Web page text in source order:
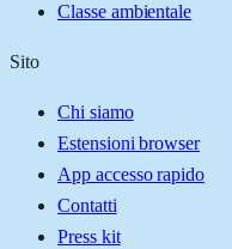
Classe ambientale
Sito
Chi siamo
Estensioni browser
App accesso rapido
Contatti
Press kit